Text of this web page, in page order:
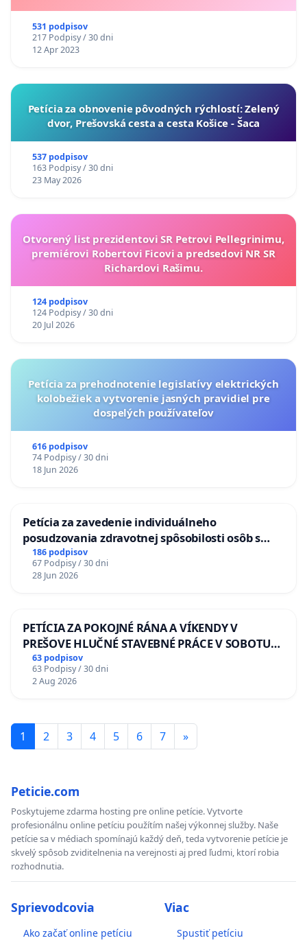
531 podpisov
217 Podpisy / 30 dni
12 Apr 2023
​Petícia za obnovenie pôvodných rýchlostí: Zelený
dvor, Prešovská cesta a cesta Košice - Šaca
537 podpisov
163 Podpisy / 30 dni
23 May 2026
Otvorený list prezidentovi SR Petrovi Pellegrinimu,
premiérovi Robertovi Ficovi a predsedovi NR SR
Richardovi Rašimu.
124 podpisov
124 Podpisy / 30 dni
20 Jul 2026
Petícia za prehodnotenie legislatívy elektrických
kolobežiek a vytvorenie jasných pravidiel pre
dospelých používateľov
616 podpisov
74 Podpisy / 30 dni
18 Jun 2026
Petícia za zavedenie individuálneho
posudzovania zdravotnej spôsobilosti osôb s
diabetom 1. a 2. typu pri prijímaní do
Policajného zboru SR
186 podpisov
67 Podpisy / 30 dni
28 Jun 2026
PETÍCIA ZA POKOJNÉ RÁNA A VÍKENDY V
PREŠOVE HLUČNÉ STAVEBNÉ PRÁCE V SOBOTU
LEN OD 9.00 DO 13.00 HOD., CEZ PRACOVNÝ
TÝŽDEŇ CIEĽ 8.00 – 18.00 HOD. A PRAVIDELNÁ
KONTROLA STAVBY C-AREA NA
63 podpisov
63 Podpisy / 30 dni
2 Aug 2026
1 2 3 4 5 6 7 »
Peticie.com
Poskytujeme zdarma hosting pre online petície. Vytvorte
profesionálnu online petíciu použítím našej výkonnej služby. Naše
petície sa v médiach spomínajú každý deň, teda vytvorenie petície je
skvelý spôsob zviditelnenia na verejnosti aj pred ľudmi, ktorí robia
rozhodnutia.
Sprievodcovia
Ako začať online petíciu
Viac
Spustiť petíciu